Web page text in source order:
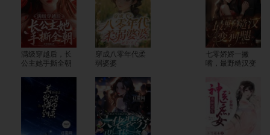
满级穿越后，长
公主她手撕全朝
穿成八零年代柔
弱婆婆
七零娇娇一撇
嘴，最野糙汉变